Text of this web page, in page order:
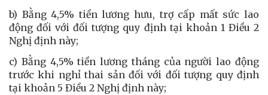
b) Bằng 4,5% tiền lương hưu, trợ cấp mất sức lao
động đối với đối tượng quy định tại khoản 1 Điều 2
Nghị định này;
c) Bằng 4,5% tiền lương tháng của người lao động
trước khi nghỉ thai sản đối với đối tượng quy định
tại khoản 5 Điều 2 Nghị định này;